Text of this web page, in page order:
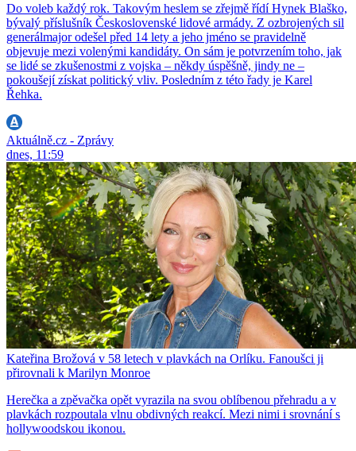
Do voleb každý rok. Takovým heslem se zřejmě řídí Hynek Blaško,
bývalý příslušník Československé lidové armády. Z ozbrojených sil
generálmajor odešel před 14 lety a jeho jméno se pravidelně
objevuje mezi volenými kandidáty. On sám je potvrzením toho, jak
se lidé se zkušenostmi z vojska – někdy úspěšně, jindy ne –
pokoušejí získat politický vliv. Posledním z této řady je Karel
Řehka.
Aktuálně.cz - Zprávy
dnes, 11:59
Kateřina Brožová v 58 letech v plavkách na Orlíku. Fanoušci ji
přirovnali k Marilyn Monroe
Herečka a zpěvačka opět vyrazila na svou oblíbenou přehradu a v
plavkách rozpoutala vlnu obdivných reakcí. Mezi nimi i srovnání s
hollywoodskou ikonou.